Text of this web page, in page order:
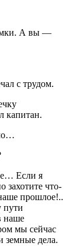
А вы —
с трудом.
капитан.
Если я
захотите что-
прошлое!..
пути
наше
мы сейчас
дела.